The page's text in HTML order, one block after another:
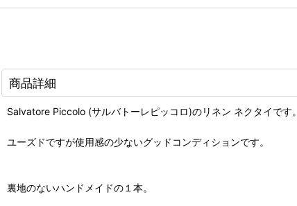
商品詳細
Salvatore Piccolo (サルバトーレピッコロ)のリネン ネクタイです。
ユーズドですが使用感の少ないグッドコンディションです。
裏地のないハンドメイドの１本。